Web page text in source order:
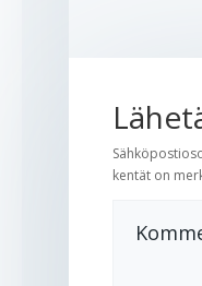
kentät on